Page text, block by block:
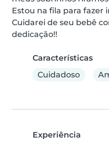
Estou na fila para fazer
Cuidarei de seu bebê
dedicação!!
Características
Cuidadoso
Experiência